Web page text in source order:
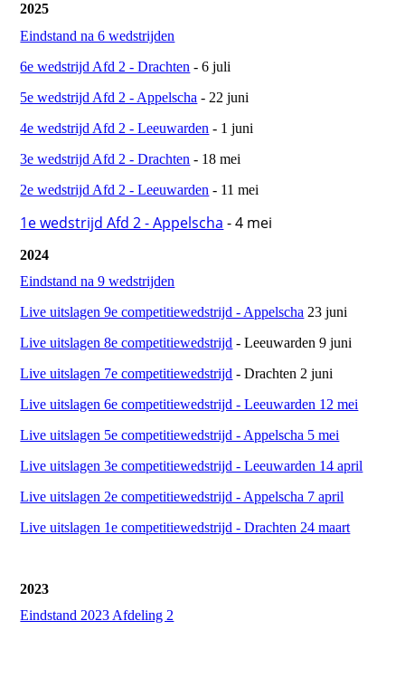
2025
Eindstand na 6 wedstrijden
6e wedstrijd Afd 2 - Drachten - 6 juli
5e wedstrijd Afd 2 - Appelscha - 22 juni
4e wedstrijd Afd 2 - Leeuwarden - 1 juni
3e wedstrijd Afd 2 - Drachten - 18 mei
2e wedstrijd Afd 2 - Leeuwarden - 11 mei
1e wedstrijd Afd 2 - Appelscha - 4 mei
2024
Eindstand na 9 wedstrijden
Live uitslagen 9e competitiewedstrijd - Appelscha 23 juni
Live uitslagen 8e competitiewedstrijd - Leeuwarden 9 juni
Live uitslagen 7e competitiewedstrijd - Drachten 2 juni
Live uitslagen 6e competitiewedstrijd - Leeuwarden 12 mei
Live uitslagen 5e competitiewedstrijd - Appelscha 5 mei
Live uitslagen 3e competitiewedstrijd - Leeuwarden 14 april
Live uitslagen 2e competitiewedstrijd - Appelscha 7 april
Live uitslagen 1e competitiewedstrijd - Drachten 24 maart
2023
Eindstand 2023 Afdeling 2